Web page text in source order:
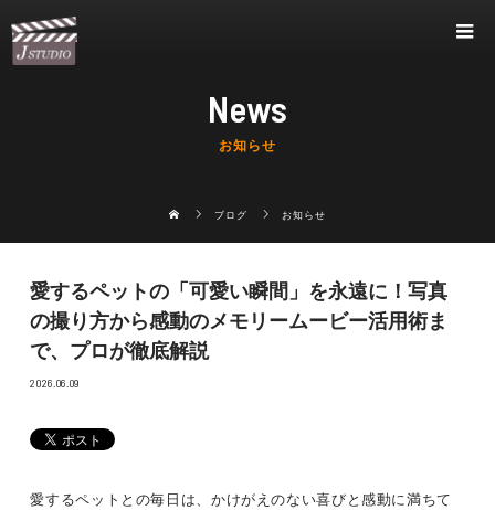
News
お知らせ
ブログ お知らせ
愛するペットの「可愛い瞬間」を永遠に！写真
の撮り方から感動のメモリームービー活用術ま
で、プロが徹底解説
2026.06.09
愛するペットとの毎日は、かけがえのない喜びと感動に満ちて